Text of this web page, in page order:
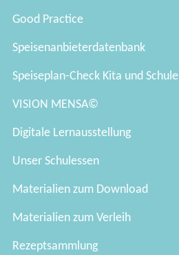
Good Practice
Speisenanbieterdatenbank
Speiseplan-Check Kita und Schule
VISION MENSA©
Digitale Lernausstellung
Unser Schulessen
Materialien zum Download
Materialien zum Verleih
Rezeptsammlung